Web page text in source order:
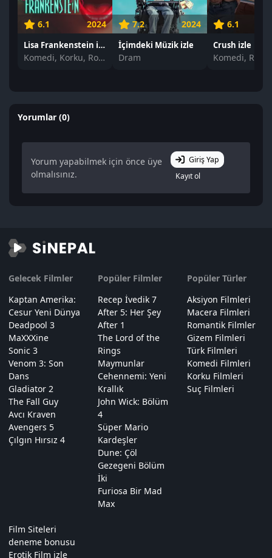
6.1 2024
Lisa Frankenstein izle
Komedi, Korku, Romantik
7.2 2024
İçimdeki Müzik izle
Dram
6.1
Crush izle
Yorumlar (0)
Yorum yapabilmek için önce üye
olmalısınız.
Giriş Yap
Kayıt ol
Gelecek Filmler
Kaptan Amerika:
Cesur Yeni Dünya
Deadpool 3
MaXXXine
Sonic 3
Venom 3: Son
Dans
Gladiator 2
The Fall Guy
Avcı Kraven
Avengers 5
Çılgın Hırsız 4
Popüler Filmler
Recep İvedik 7
After 5: Her Şey
After 1
The Lord of the
Rings
Maymunlar
Cehennemi: Yeni
Krallık
John Wick: Bölüm
4
Süper Mario
Kardeşler
Dune: Çöl
Gezegeni Bölüm
İki
Furiosa Bir Mad
Max
Popüler Türler
Aksiyon Filmleri
Macera Filmleri
Romantik Filmler
Gizem Filmleri
Türk Filmleri
Komedi Filmleri
Korku Filmleri
Suç Filmleri
Film Siteleri
deneme bonusu
Erotik Film izle